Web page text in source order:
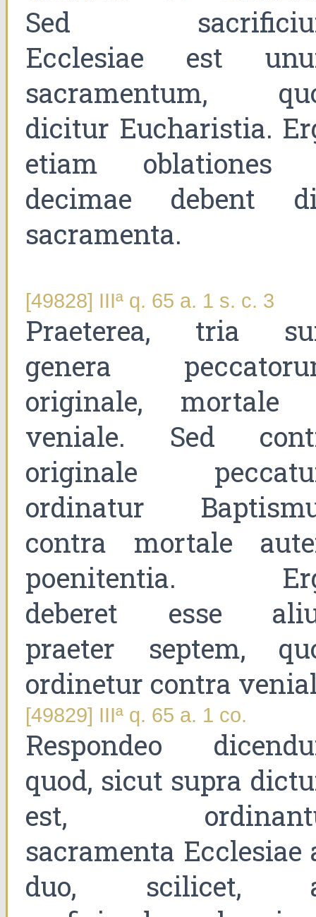
Sed
Ecclesiae est
sacramentum,
dicitur Eucharistia.
etiam oblationes
decimae debent
sacramenta.
[49828] IIIª q. 65 a. 1 s. c. 3
Praeterea, tria
genera
originale, mortale
veniale. Sed
originale
ordinatur
contra mortale
poenitentia.
deberet esse
praeter septem,
ordinetur contra
[49829] IIIª q. 65 a. 1 co.
Respondeo
quod, sicut supra
est,
sacramenta Ecclesiae
duo, scilicet,